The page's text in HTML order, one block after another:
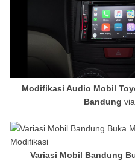
Modifikasi Audio Mobil
Bandung
Variasi Mobil Bandung